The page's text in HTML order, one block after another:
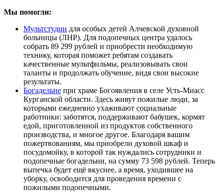
Мы помогли:
Мультстудии для особых детей Алчевской духовной
больницы (ЛНР). Для подопечных центра удалось
собрать 89 299 рублей и приобрести необходимую
технику, которая поможет ребятам создавать
качественные мультфильмы, реализовывать свои
таланты и продолжать обучение, видя свои высокие
результаты.
Богадельне при храме Богоявления в селе Усть-Миасс
Курганской области. Здесь живут пожилые люди, за
которыми ежедневно ухаживают социальные
работники: заботятся, поддерживают бабушек, кормят
едой, приготовленной из продуктов собственного
производства, и многое другое. Благодаря вашим
пожертвованиям, мы приобрели духовой шкаф и
посудомойку, в которой так нуждались сотрудники и
подопечные богадельни, на сумму 73 598 рублей. Теперь
выпечка будет ещё вкуснее, а время, уходившее на
уборку, освободится для проведения времени с
пожилыми подопечными.